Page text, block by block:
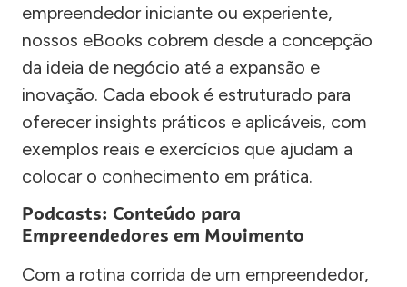
empreendedor iniciante ou experiente,
nossos eBooks cobrem desde a concepção
da ideia de negócio até a expansão e
inovação. Cada ebook é estruturado para
oferecer insights práticos e aplicáveis, com
exemplos reais e exercícios que ajudam a
colocar o conhecimento em prática.
Podcasts: Conteúdo para
Empreendedores em Movimento
Com a rotina corrida de um empreendedor,